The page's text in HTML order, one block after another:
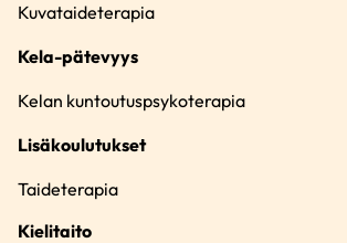
Kuvataideterapia
Kela-pätevyys
Kelan kuntoutuspsykoterapia
Lisäkoulutukset
Taideterapia
Kielitaito